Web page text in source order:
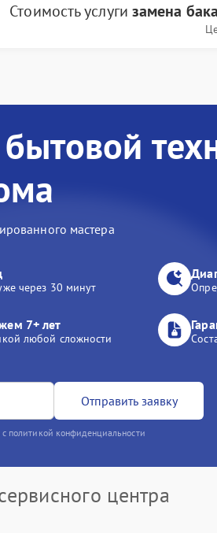
Стоимость услуги замена бака
мастера
через 30 минут
7+ лет
любой сложности
Отправить заявку
политикой конфиденциальности
центра